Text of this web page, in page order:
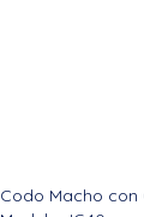
Codo Macho con